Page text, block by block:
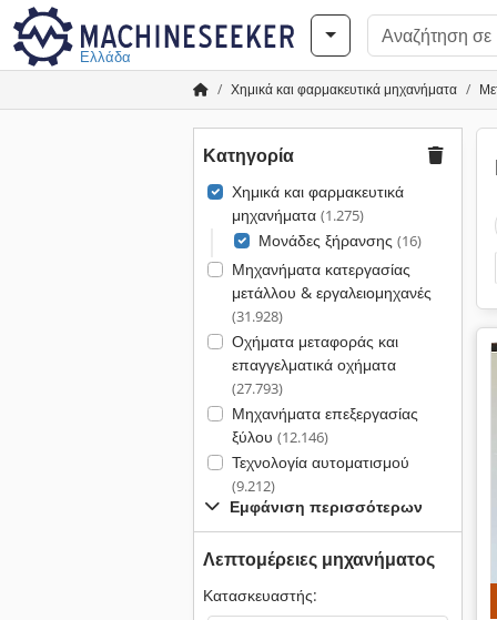
Ελλάδα
Χημικά και φαρμακευτικά μηχανήματα
Κατηγορία
Χημικά και φαρμακευτικά
μηχανήματα (1.275)
Μονάδες ξήρανσης (16)
Μηχανήματα κατεργασίας
μετάλλου & εργαλειομηχανές
(31.928)
Οχήματα μεταφοράς και
επαγγελματικά οχήματα
(27.793)
Μηχανήματα επεξεργασίας
ξύλου (12.146)
Τεχνολογία αυτοματισμού
(9.212)
Εμφάνιση περισσότερων
Λεπτομέρειες μηχανήματος
Κατασκευαστής: